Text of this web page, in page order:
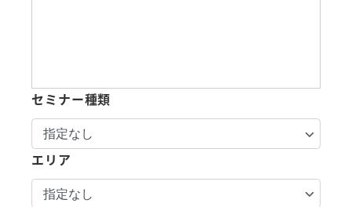
セミナー種類
エリア